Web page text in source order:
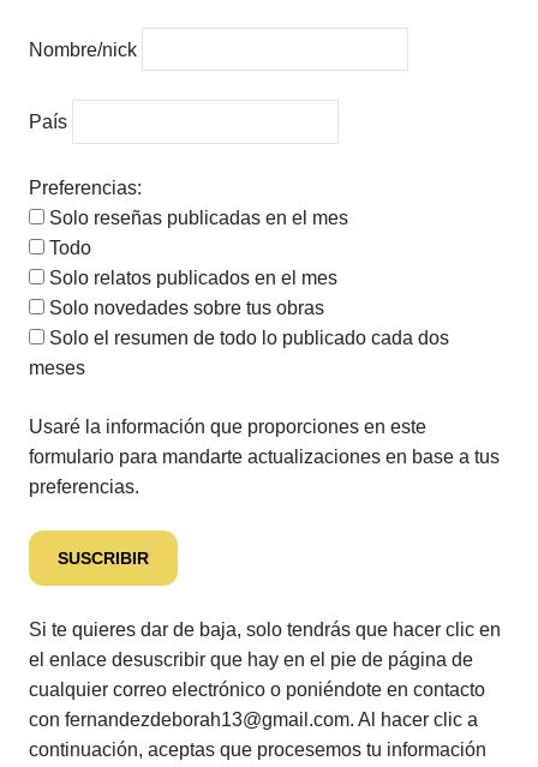
Nombre/nick
País
Preferencias:
Solo reseñas publicadas en el mes
Todo
Solo relatos publicados en el mes
Solo novedades sobre tus obras
Solo el resumen de todo lo publicado cada dos
meses
Usaré la información que proporciones en este
formulario para mandarte actualizaciones en base a tus
preferencias.
Si te quieres dar de baja, solo tendrás que hacer clic en
el enlace desuscribir que hay en el pie de página de
cualquier correo electrónico o poniéndote en contacto
con fernandezdeborah13@gmail.com. Al hacer clic a
continuación, aceptas que procesemos tu información